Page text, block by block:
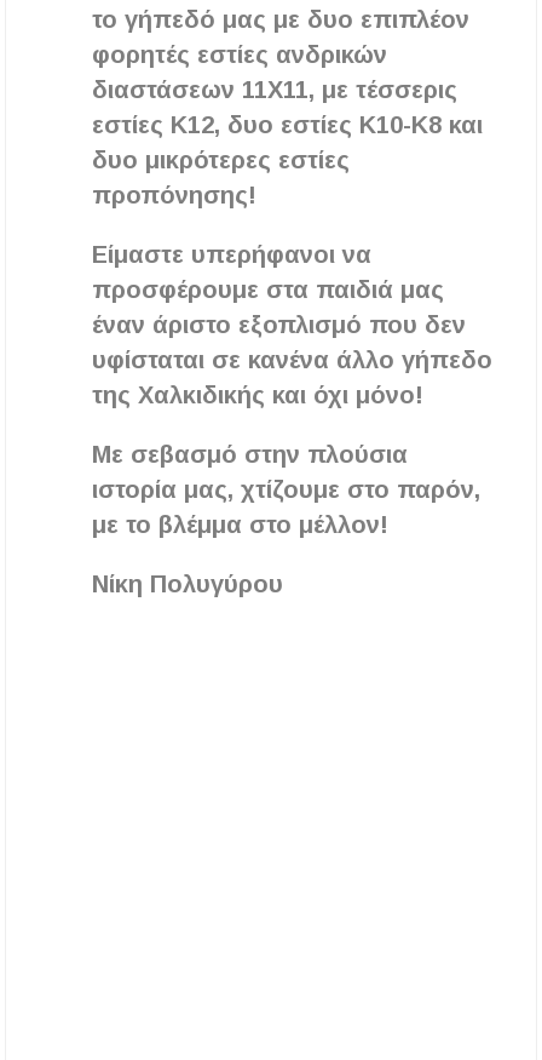
το γήπεδό μας με δυο επιπλέον
φορητές εστίες ανδρικών
διαστάσεων 11Χ11, με τέσσερις
εστίες Κ12, δυο εστίες Κ10-Κ8 και
δυο μικρότερες εστίες
προπόνησης!
Είμαστε υπερήφανοι να
προσφέρουμε στα παιδιά μας
έναν άριστο εξοπλισμό που δεν
υφίσταται σε κανένα άλλο γήπεδο
της Χαλκιδικής και όχι μόνο!
Με σεβασμό στην πλούσια
ιστορία μας, χτίζουμε στο παρόν,
με το βλέμμα στο μέλλον!
Νίκη Πολυγύρου